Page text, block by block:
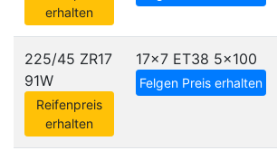
erhalten
225/45 ZR17
91W
Reifenpreis
erhalten
17x7 ET38 5x100
Felgen Preis erhalten